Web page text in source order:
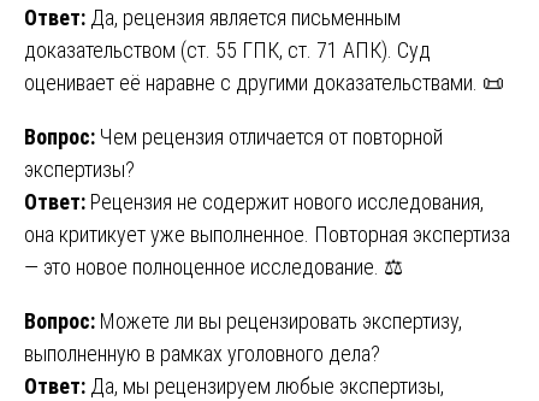
Ответ: Да, рецензия является письменным
доказательством (ст. 55 ГПК, ст. 71 АПК). Суд
оценивает её наравне с другими доказательствами. 📜
Вопрос: Чем рецензия отличается от повторной
экспертизы?
Ответ: Рецензия не содержит нового исследования,
она критикует уже выполненное. Повторная экспертиза
— это новое полноценное исследование. ⚖️
Вопрос: Можете ли вы рецензировать экспертизу,
выполненную в рамках уголовного дела?
Ответ: Да, мы рецензируем любые экспертизы,